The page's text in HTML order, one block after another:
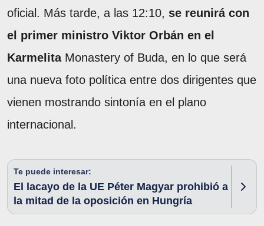
oficial. Más tarde, a las 12:10, se reunirá con
el primer ministro Viktor Orbán en el
KarmelitaMonastery of Buda, en lo que será
una nueva foto política entre dos dirigentes que
vienen mostrando sintonía en el plano
internacional.
Te puede interesar:
El lacayo de la UE Péter Magyar prohibió a
la mitad de la oposición en Hungría